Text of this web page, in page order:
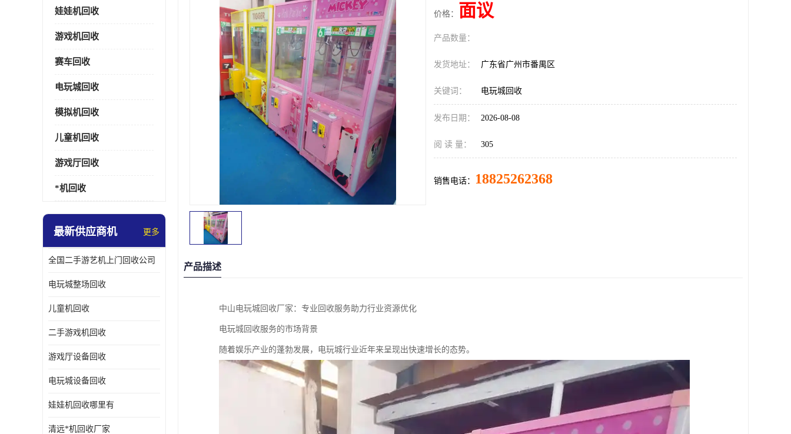
娃娃机回收
游戏机回收
赛车回收
电玩城回收
模拟机回收
儿童机回收
游戏厅回收
*机回收
最新供应商机 更多
全国二手游艺机上门回收公司
电玩城整场回收
儿童机回收
二手游戏机回收
游戏厅设备回收
电玩城设备回收
娃娃机回收哪里有
清远*机回收厂家
价格： 面议
产品数量：
发货地址： 广东省广州市番禺区
关键词： 电玩城回收
发布日期： 2026-08-08
阅 读 量： 305
销售电话： 18825262368
产品描述
中山电玩城回收厂家：专业回收服务助力行业资源优化
电玩城回收服务的市场背景
随着娱乐产业的蓬勃发展，电玩城行业近年来呈现出快速增长的态势。